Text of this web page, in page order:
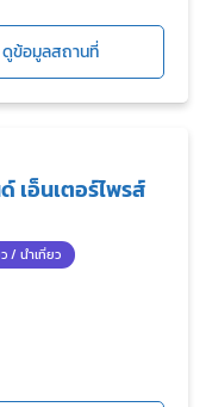
ดูข้อมูลสถานที่
เอ็นเตอร์ไพรส์
/ นำเที่ยว